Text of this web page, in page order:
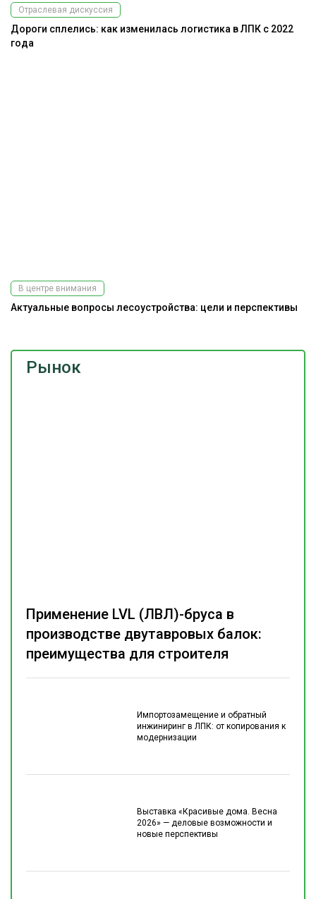
Рынок
Импортозамещение и обратный
инжиниринг в ЛПК: от копирования к
модернизации
Выставка «Красивые дома. Весна
2026» — деловые возможности и
новые перспективы
Применение LVL (ЛВЛ)-бруса в
производстве двутавровых балок:
преимущества для строителя
Отраслевая дискуссия
Дороги сплелись: как изменилась логистика в ЛПК с 2022
года
В центре внимания
Актуальные вопросы лесоустройства: цели и перспективы